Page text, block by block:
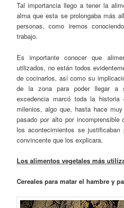
Tal importancia llego a tener la
alma que esta se prolongaba más
personas, como iremos
trabajo.
Es importante conocer que
utilizados, no están todos
de cocinarlos, así como su
de la zona para poder llegar a
excedencia marcó toda la
milenios, algo que, hasta hace
pasado por alto por incomprensible
los acontecimientos se
convincente que los explicara.
Los alimentos vegetales más
Cereales para matar el hambre y